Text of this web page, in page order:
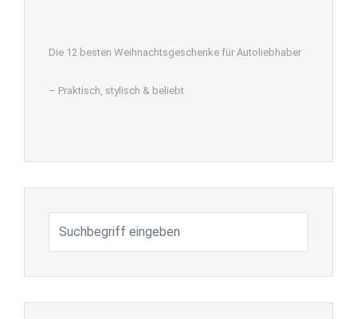
Die 12 besten Weihnachtsgeschenke für Autoliebhaber
– Praktisch, stylisch & beliebt